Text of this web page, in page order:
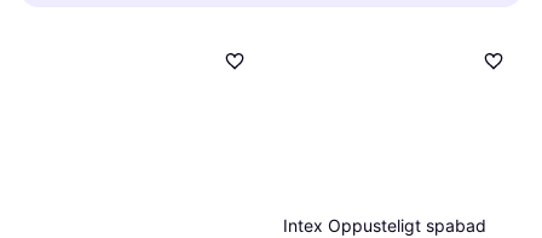
Intex Oppusteligt spabad
mere pleje end plastik eller komposit.
tusinde kroner, mens luksusmodeller kan løbe